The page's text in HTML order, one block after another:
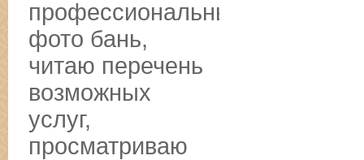
профессиональные
фото бань,
читаю перечень
возможных
услуг,
просматриваю